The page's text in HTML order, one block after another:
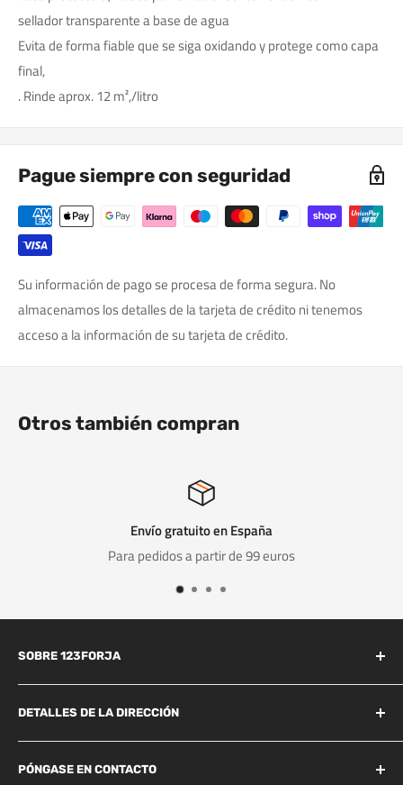
sellador transparente a base de agua
Evita de forma fiable que se siga oxidando y protege como capa
final,
. Rinde aprox. 12 m²,/litro
Pague siempre con seguridad
Su información de pago se procesa de forma segura. No
almacenamos los detalles de la tarjeta de crédito ni tenemos
acceso a la información de su tarjeta de crédito.
Otros también compran
a partir de 99 euros
SOBRE 123FORJA
123forja tiene años de experiencia en el campo de la forja y la
fundición.
razonable y, por lo tanto, somos líderes en el mercado de la
DETALLES DE LA DIRECCIÓN
Industrieweg 156B
Best, 5683 CG
PÓNGASE EN CONTACTO